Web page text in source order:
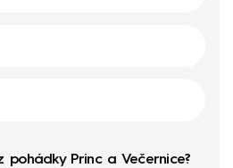
pohádky Princ a Večernice?